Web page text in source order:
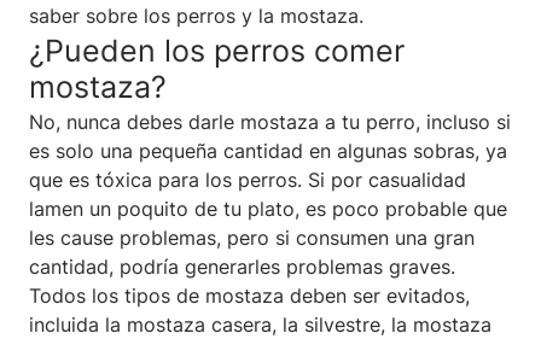
saber sobre los perros y la mostaza.
¿Pueden los perros comer
mostaza?
No, nunca debes darle mostaza a tu perro, incluso si
es solo una pequeña cantidad en algunas sobras, ya
que es tóxica para los perros. Si por casualidad
lamen un poquito de tu plato, es poco probable que
les cause problemas, pero si consumen una gran
cantidad, podría generarles problemas graves.
Todos los tipos de mostaza deben ser evitados,
incluida la mostaza casera, la silvestre, la mostaza